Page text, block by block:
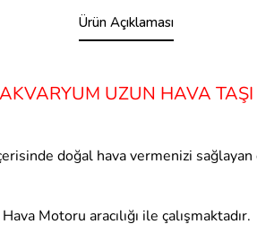
Ürün Açıklaması
AKVARYUM UZUN HAVA TAŞI
doğal hava vermenizi sağlayan
Hava Motoru aracılığı ile çalışmaktadır.